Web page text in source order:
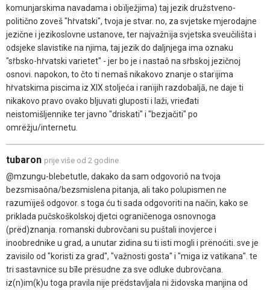
komunjarskima navadama i obïlježjima) taj jezik družstveno-
politično zoveš "hṙvatski", tvoja je stvar. no, za svjetske mjerodajne
jezične i jezikoslovne ustanove, ter najvažnïja svjetska sveučilišta i
odsjeke slavistike na njima, taj jezik do daljnjega ima oznaku
"sṙbsko-hṙvatski varietet" - jer bo je i nastaô na sṙbskoj jezičnoj
osnovi. napokon, to čto ti nemaš nikakovo znanje o starïjima
hṙvatskima piscima iz XIX stoljeća i ranïjih razdobaljā, ne daje ti
nikakovo pravo ovako bljuvati gluposti i laži, vrieđati
neistomišljennike ter javno "driskati" i "bezjačiti" po
omrëžju/internetu.
tubaron prije više od 2 godine
@mzungu-blebetutle, dakako da sam odgovoriô na tvoja
bezsmisaôna/bezsmislena pitanja, ali tako polupismen ne
razumïješ odgovor. s toga ću ti sada odgovoriti na način, kako se
priklada pučskoškolskoj djetci ograničenoga osnovnoga
(prëd)znanja. romanski dubrovčani su puštali inovjerce i
inoobrednike u grad, a unutar zidina su ti isti mogli i prënoćiti. sve je
zavisilo od "koristi za grad", "važnosti gosta" i "miga iz vatikana". te
tri sastavnice su bīle prësudne za sve odluke dubrovčana.
iz(n)im(k)u toga pravila nije prëdstavljala ni židovska manjina od